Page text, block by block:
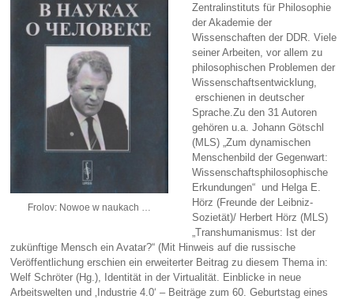
Frolov: Nowoe w naukach …
Zentralinstituts für Philosophie
der Akademie der
Wissenschaften der DDR. Viele
seiner Arbeiten, vor allem zu
philosophischen Problemen der
Wissenschaftsentwicklung,
erschienen in deutscher
Sprache.Zu den 31 Autoren
gehören u.a. Johann Götschl
(MLS) „Zum dynamischen
Menschenbild der Gegenwart:
Wissenschaftsphilosophische
Erkundungen“ und Helga E.
Hörz (Freunde der Leibniz-
Sozietät)/ Herbert Hörz (MLS)
„Transhumanismus: Ist der
zukünftige Mensch ein Avatar?“ (Mit Hinweis auf die russische
Veröffentlichung erschien ein erweiterter Beitrag zu diesem Thema in:
Welf Schröter (Hg.), Identität in der Virtualität. Einblicke in neue
Arbeitswelten und ‚Industrie 4.0‘ – Beiträge zum 60. Geburtstag eines